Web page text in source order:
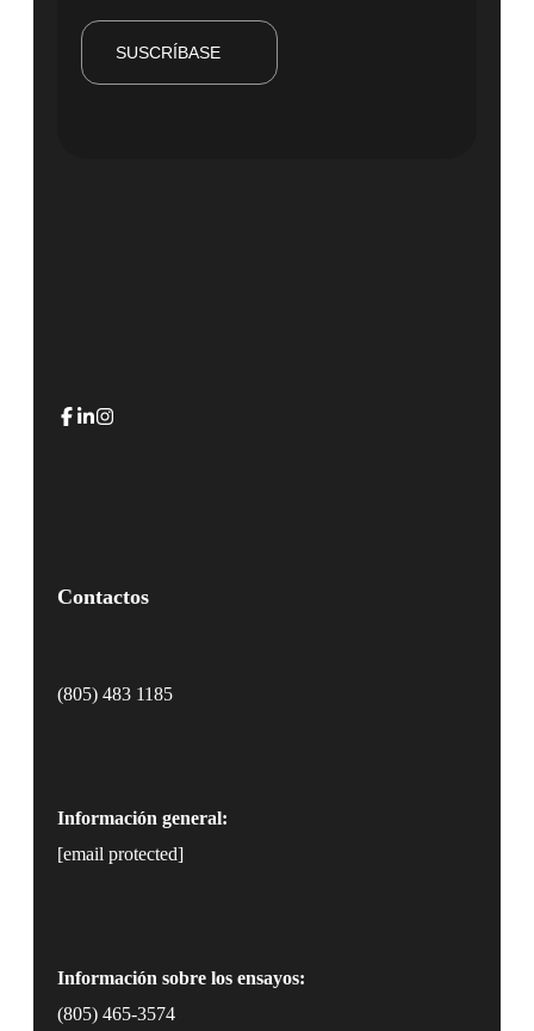
SUSCRÍBASE
Contactos
(805) 483 1185
Información general:
[email protected]
Información sobre los ensayos:
(805) 465-3574